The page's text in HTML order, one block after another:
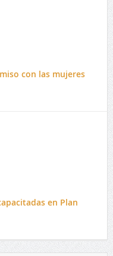
con las mujeres
en Plan